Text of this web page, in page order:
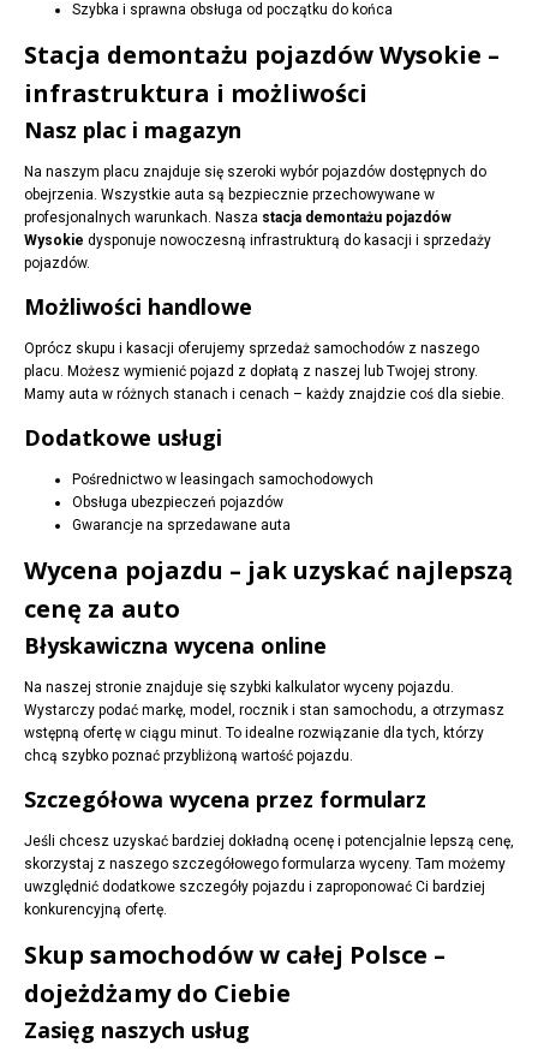
Szybka i sprawna obsługa od początku do końca
Stacja demontażu pojazdów Wysokie –
infrastruktura i możliwości
Nasz plac i magazyn
Na naszym placu znajduje się szeroki wybór pojazdów dostępnych do
obejrzenia. Wszystkie auta są bezpiecznie przechowywane w
profesjonalnych warunkach. Nasza stacja demontażu pojazdów
Wysokie dysponuje nowoczesną infrastrukturą do kasacji i sprzedaży
pojazdów.
Możliwości handlowe
Oprócz skupu i kasacji oferujemy sprzedaż samochodów z naszego
placu. Możesz wymienić pojazd z dopłatą z naszej lub Twojej strony.
Mamy auta w różnych stanach i cenach – każdy znajdzie coś dla siebie.
Dodatkowe usługi
Pośrednictwo w leasingach samochodowych
Obsługa ubezpieczeń pojazdów
Gwarancje na sprzedawane auta
Wycena pojazdu – jak uzyskać najlepszą
cenę za auto
Błyskawiczna wycena online
Na naszej stronie znajduje się szybki kalkulator wyceny pojazdu.
Wystarczy podać markę, model, rocznik i stan samochodu, a otrzymasz
wstępną ofertę w ciągu minut. To idealne rozwiązanie dla tych, którzy
chcą szybko poznać przybliżoną wartość pojazdu.
Szczegółowa wycena przez formularz
Jeśli chcesz uzyskać bardziej dokładną ocenę i potencjalnie lepszą cenę,
skorzystaj z naszego szczegółowego formularza wyceny. Tam możemy
uwzględnić dodatkowe szczegóły pojazdu i zaproponować Ci bardziej
konkurencyjną ofertę.
Skup samochodów w całej Polsce –
dojeżdżamy do Ciebie
Zasięg naszych usług